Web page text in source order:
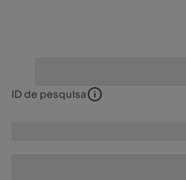
ID de pesquisa ID de pesquisa